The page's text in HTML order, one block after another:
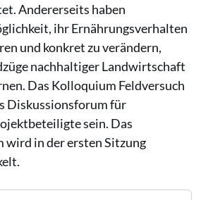
Andererseits haben
ihr Ernährungsverhalten
und konkret zu verändern,
nachhaltiger Landwirtschaft
Das Kolloquium Feldversuch
Diskussionsforum für
sein. Das
wird in der ersten Sitzung